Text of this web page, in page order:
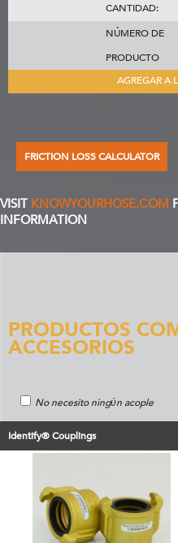
CANTIDAD:
NÚMERO DE
PRODUCTO
AGREGAR A
FRICTION LOSS CALCULATOR
VISIT KNOWYOURHOSE.COM
INFORMATION
PRODUCTOS
ACCESORIOS
No necesito ningύn acople
Identify® Couplings